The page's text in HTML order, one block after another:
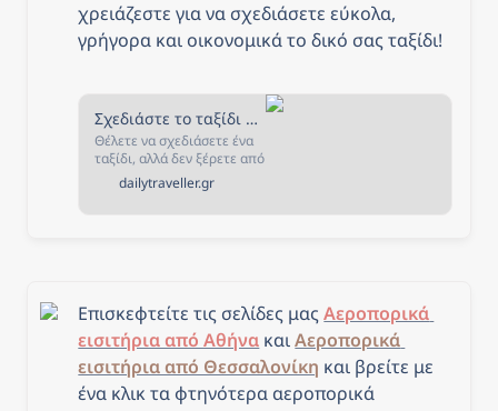
χρειάζεστε για να σχεδιάσετε εύκολα,
γρήγορα και οικονομικά το δικό σας ταξίδι!
Σχεδιάστε το ταξίδι σας - The Daily Traveller
Θέλετε να σχεδιάσετε ένα
ταξίδι, αλλά δεν ξέρετε από
που να ξεκινήσετε; Αν ναι,
τότε είστε στο κατάλληλο
dailytraveller.gr
Επισκεφτείτε τις σελίδες μας Αεροπορικά
εισιτήρια από Αθήνα και Αεροπορικά
εισιτήρια από Θεσσαλονίκη και βρείτε με
ένα κλικ τα φτηνότερα αεροπορικά